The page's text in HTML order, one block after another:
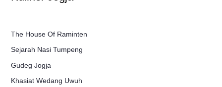
The House Of Raminten
Sejarah Nasi Tumpeng
Gudeg Jogja
Khasiat Wedang Uwuh